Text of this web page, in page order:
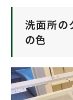
洗面所の
の色